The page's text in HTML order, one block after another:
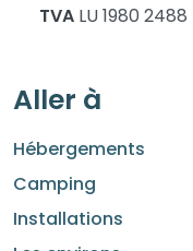
TVA LU 1980 2488
Aller à
Hébergements
Camping
Installations